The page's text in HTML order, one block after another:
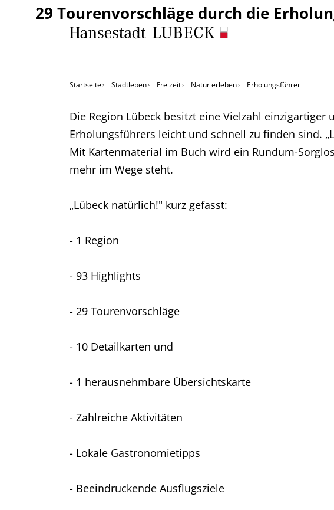
29 Tourenvorschläge durch die
Startseite Stadtleben Freizeit Natur erleben Erholungsführer
Die Region Lübeck besitzt eine Vielzahl
Erholungsführers leicht und schnell zu finden sind.
Mit Kartenmaterial im Buch wird ein Rundum-
mehr im Wege steht.
„Lübeck natürlich!" kurz gefasst:
- 1 Region
- 93 Highlights
- 29 Tourenvorschläge
- 10 Detailkarten und
- 1 herausnehmbare Übersichtskarte
- Zahlreiche Aktivitäten
- Lokale Gastronomietipps
- Beeindruckende Ausflugsziele